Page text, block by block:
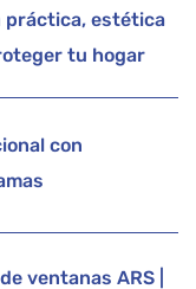
práctica, estética
tu hogar
con
ventanas ARS |